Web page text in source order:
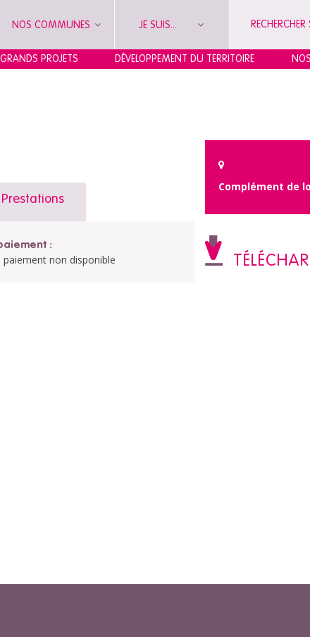
NOS COMMUNES JE SUIS...
PROJETS DÉVELOPPEMENT DU TERRITOIRE
:
paiement non disponible
Prestations
Complément de